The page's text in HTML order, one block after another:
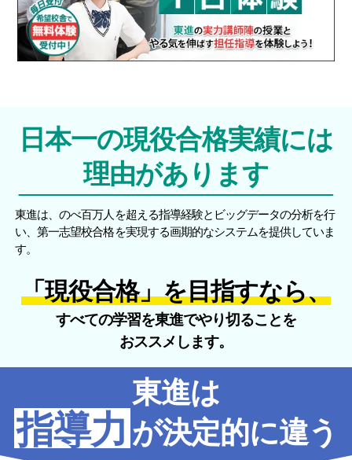
日本一の現役合格実績には
理由があります
東進は、のべ百万人を超える指導経験とビッグデータの分析を行
い、第一志望校合格を実現する画期的なシステムを提供していま
す。
「現役合格」を目指すなら、
すべての学習を東進でやり切ることを
おススメします。
東進は
指導力 が決定的に違う